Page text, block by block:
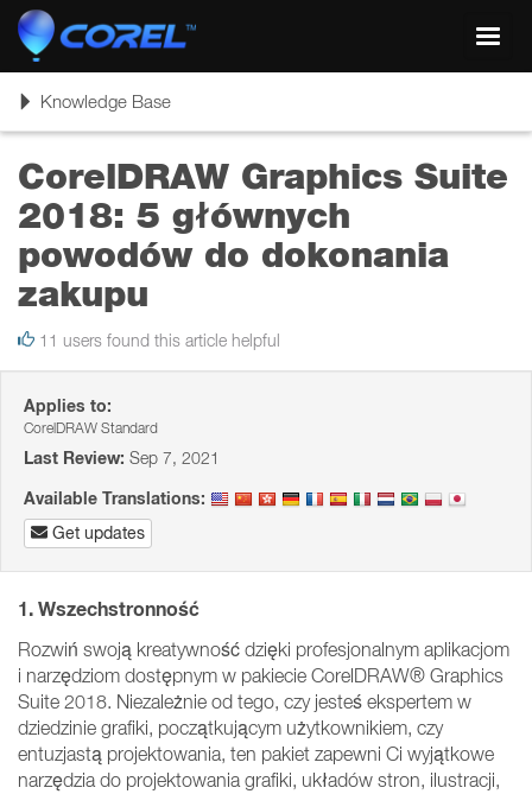
ToggleKnowledge Base
CorelDRAW Graphics Suite
2018: 5 głównych
powodów do dokonania
zakupu
11 users found this article helpful
Applies to:
CorelDRAW Standard
Last Review: Sep 7, 2021
Available Translations:
Get updates
1. Wszechstronność
Rozwiń swoją kreatywność dzięki profesjonalnym aplikacjom
i narzędziom dostępnym w pakiecie CorelDRAW® Graphics
Suite 2018. Niezależnie od tego, czy jesteś ekspertem w
dziedzinie grafiki, początkującym użytkownikiem, czy
entuzjastą projektowania, ten pakiet zapewni Ci wyjątkowe
narzędzia do projektowania grafiki, układów stron, ilustracji,